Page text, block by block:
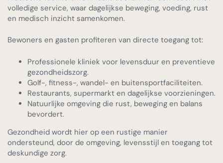
volledige service, waar dagelijkse beweging, voeding, rust
en medisch inzicht samenkomen.
Bewoners en gasten profiteren van directe toegang tot:
Professionele kliniek voor levensduur en preventieve
gezondheidszorg.
Golf-, fitness-, wandel- en buitensportfaciliteiten.
Restaurants, supermarkt en dagelijkse voorzieningen.
Natuurlijke omgeving die rust, beweging en balans
bevordert.
Gezondheid wordt hier op een rustige manier
ondersteund, door de omgeving, levensstijl en toegang tot
deskundige zorg.